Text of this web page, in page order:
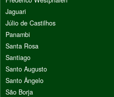
Jaguari
Júlio de Castilhos
Panambi
Santa Rosa
Santiago
Santo Augusto
Santo Ângelo
São Borja